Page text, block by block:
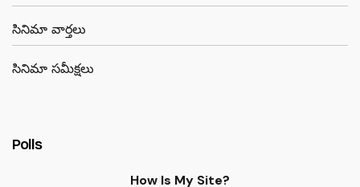
సినిమా వార్తలు
సినిమా సమీక్షలు
Polls
How Is My Site?